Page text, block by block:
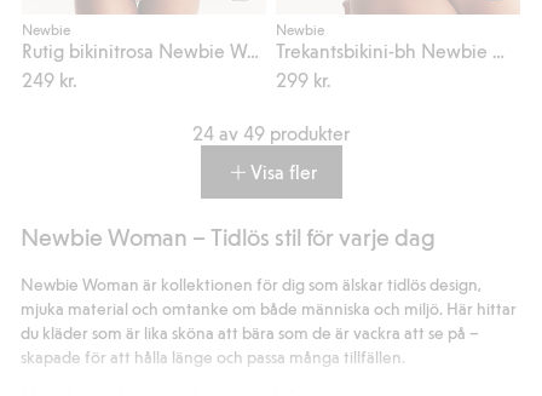
Newbie
Rutig bikinitrosa Newbie Woman
249 kr.
Köp
Newbie
Trekantsbikini-bh Newbie Woman
299 kr.
24 av 49 produkter
Visa fler
Newbie Woman – Tidlös stil för varje dag
Newbie Woman är kollektionen för dig som älskar tidlös design,
mjuka material och omtanke om både människa och miljö. Här hittar
du kläder som är lika sköna att bära som de är vackra att se på –
skapade för att hålla länge och passa många tillfällen.